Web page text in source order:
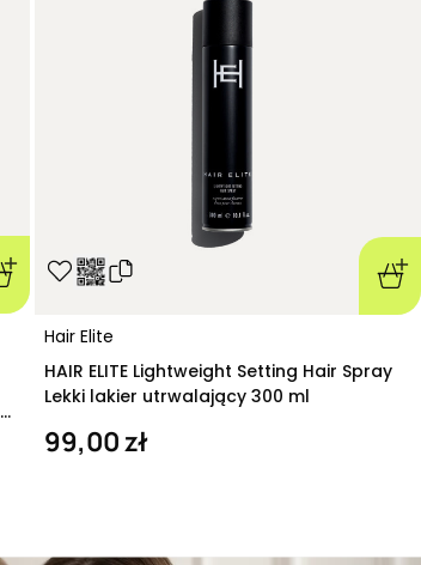
Hair Elite
HAIR ELITE Lightweight Setting Hair Spray
Lekki lakier utrwalający 300 ml
99,00 zł